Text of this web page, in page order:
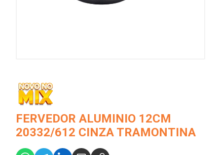
FERVEDOR ALUMINIO 12CM
20332/612 CINZA TRAMONTINA